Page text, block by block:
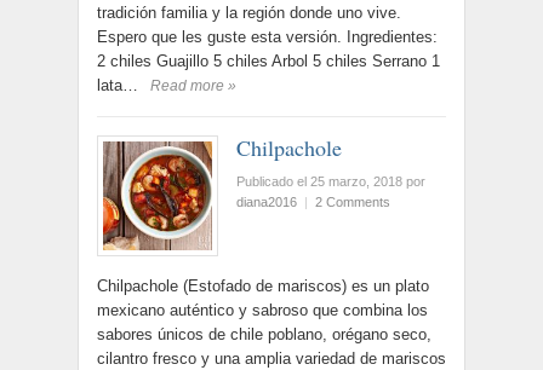
tradición familia y la región donde uno vive.
Espero que les guste esta versión. Ingredientes:
2 chiles Guajillo 5 chiles Arbol 5 chiles Serrano 1
lata…
Read more »
Chilpachole
Publicado el 25 marzo, 2018 por
diana2016 | 2 Comments
Chilpachole (Estofado de mariscos) es un plato
mexicano auténtico y sabroso que combina los
sabores únicos de chile poblano, orégano seco,
cilantro fresco y una amplia variedad de mariscos